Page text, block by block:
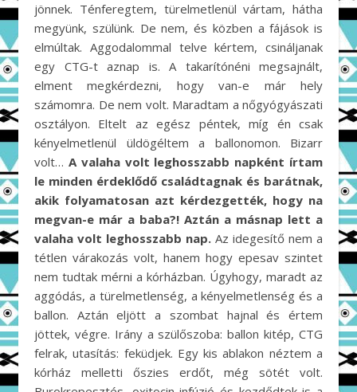
jönnek. Ténferegtem, türelmetlenül vártam, hátha
megyünk, szülünk. De nem, és közben a fájások is
elmúltak. Aggodalommal telve kértem, csináljanak
egy CTG-t aznap is. A takarítónéni megsajnált,
elment megkérdezni, hogy van-e már hely
számomra. De nem volt. Maradtam a nőgyógyászati
osztályon. Eltelt az egész péntek, míg én csak
kényelmetlenül üldögéltem a ballonomon. Bizarr
volt… A valaha volt leghosszabb napként írtam
le minden érdeklődő családtagnak és barátnak,
akik folyamatosan azt kérdezgették, hogy na
megvan-e már a baba?! Aztán a másnap lett a
valaha volt leghosszabb nap. Az idegesítő nem a
tétlen várakozás volt, hanem hogy epesav szintet
nem tudtak mérni a kórházban. Úgyhogy, maradt az
aggódás, a türelmetlenség, a kényelmetlenség és a
ballon. Aztán eljött a szombat hajnal és értem
jöttek, végre. Irány a szülőszoba: ballon kitép, CTG
felrak, utasítás: feküdjek. Egy kis ablakon néztem a
kórház melletti őszies erdőt, még sötét volt.